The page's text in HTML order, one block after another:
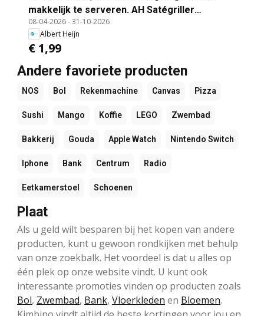
makkelijk te serveren. AH Satégriller
aluminium (4 stuks) of AH Serveerschaal
aluminium (35 cm, 3 stuks), per stuk
08-04-2026-31-10-2026
Albert Heijn
€ 1,99
Andere favoriete producten
NOS Bol Rekenmachine Canvas Pizza
Sushi Mango Koffie LEGO Zwembad
Bakkerij Gouda Apple Watch Nintendo Switch
Iphone Bank Centrum Radio
Eetkamerstoel Schoenen
Plaat
Als u geld wilt besparen bij het kopen van andere
producten, kunt u gewoon rondkijken met behulp
van onze zoekbalk. Het voordeel is dat u alles op
één plek op onze website vindt. U kunt ook
interessante promoties vinden op producten zoals
Bol, Zwembad, Bank, Vloerkleden en Bloemen.